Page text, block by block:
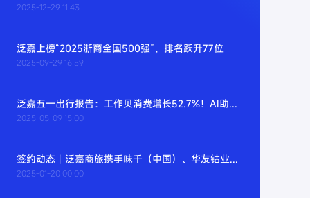
2025-12-29 11:43
泛嘉上榜“2025浙商全国500强”，排名跃升77位
2025-09-29 16:59
泛嘉五一出行报告：工作贝消费增长52.7%！AI助手解锁出游新姿势
2025-05-09 15:00
签约动态丨泛嘉商旅携手味千（中国）、华友钴业、博拓生物、光云科技等上市企业，共建企业服务智能体
2025-01-20 00:00